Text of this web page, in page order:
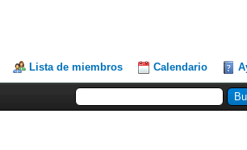
Lista de miembros Calendario